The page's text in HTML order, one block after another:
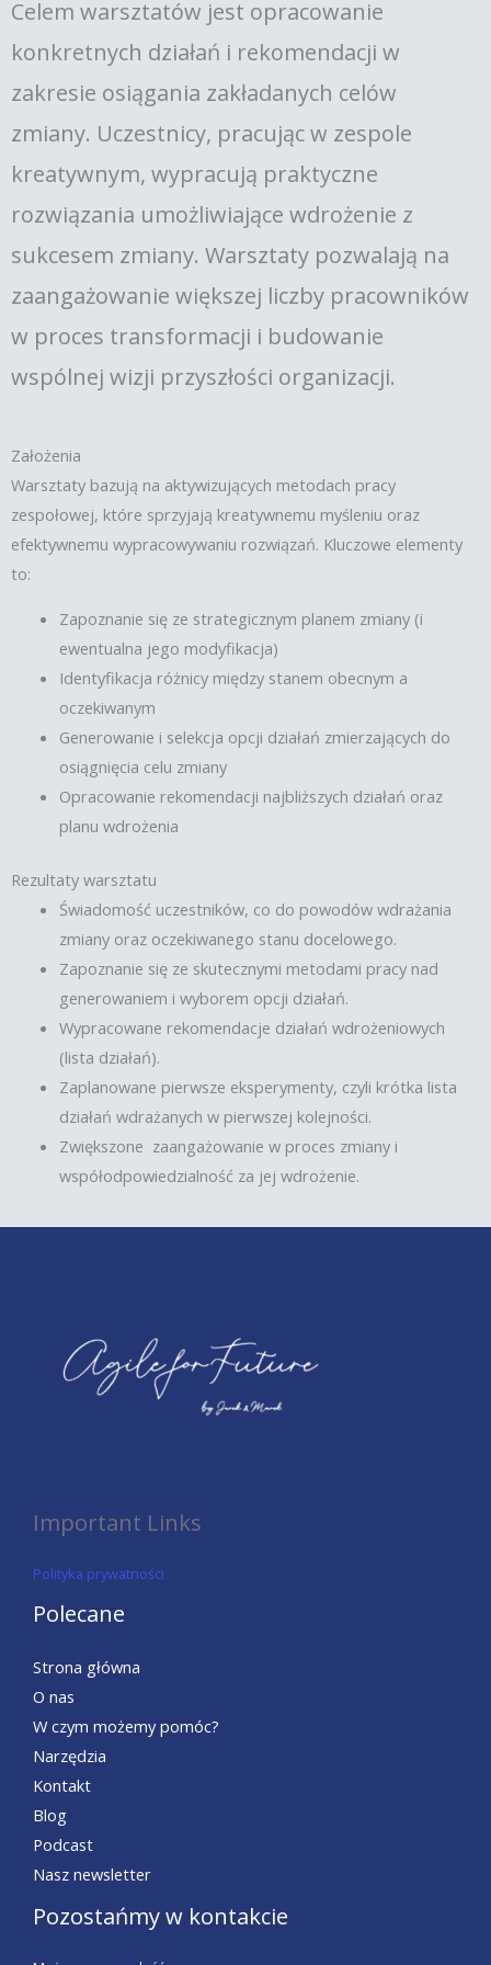
Celem warsztatów jest opracowanie
konkretnych działań i rekomendacji w
zakresie osiągania zakładanych celów
zmiany. Uczestnicy, pracując w zespole
kreatywnym, wypracują praktyczne
rozwiązania umożliwiające wdrożenie z
sukcesem zmiany. Warsztaty pozwalają na
zaangażowanie większej liczby pracowników
w proces transformacji i budowanie
wspólnej wizji przyszłości organizacji.
Założenia
Warsztaty bazują na aktywizujących metodach pracy
zespołowej, które sprzyjają kreatywnemu myśleniu oraz
efektywnemu wypracowywaniu rozwiązań. Kluczowe elementy
to:
Zapoznanie się ze strategicznym planem zmiany (i
ewentualna jego modyfikacja)
Identyfikacja różnicy między stanem obecnym a
oczekiwanym
Generowanie i selekcja opcji działań zmierzających do
osiągnięcia celu zmiany
Opracowanie rekomendacji najbliższych działań oraz
planu wdrożenia
Rezultaty warsztatu
Świadomość uczestników, co do powodów wdrażania
zmiany oraz oczekiwanego stanu docelowego.
Zapoznanie się ze skutecznymi metodami pracy nad
generowaniem i wyborem opcji działań.
Wypracowane rekomendacje działań wdrożeniowych
(lista działań).
Zaplanowane pierwsze eksperymenty, czyli krótka lista
działań wdrażanych w pierwszej kolejności.
Zwiększone zaangażowanie w proces zmiany i
współodpowiedzialność za jej wdrożenie.
Important Links
Polityka prywatności
Polecane
Strona główna
O nas
W czym możemy pomóc?
Narzędzia
Kontakt
Blog
Podcast
Nasz newsletter
Pozostańmy w kontakcie